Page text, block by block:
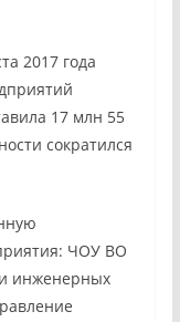
2017 года
17 млн 55
сократился
ЧОУ ВО
инженерных